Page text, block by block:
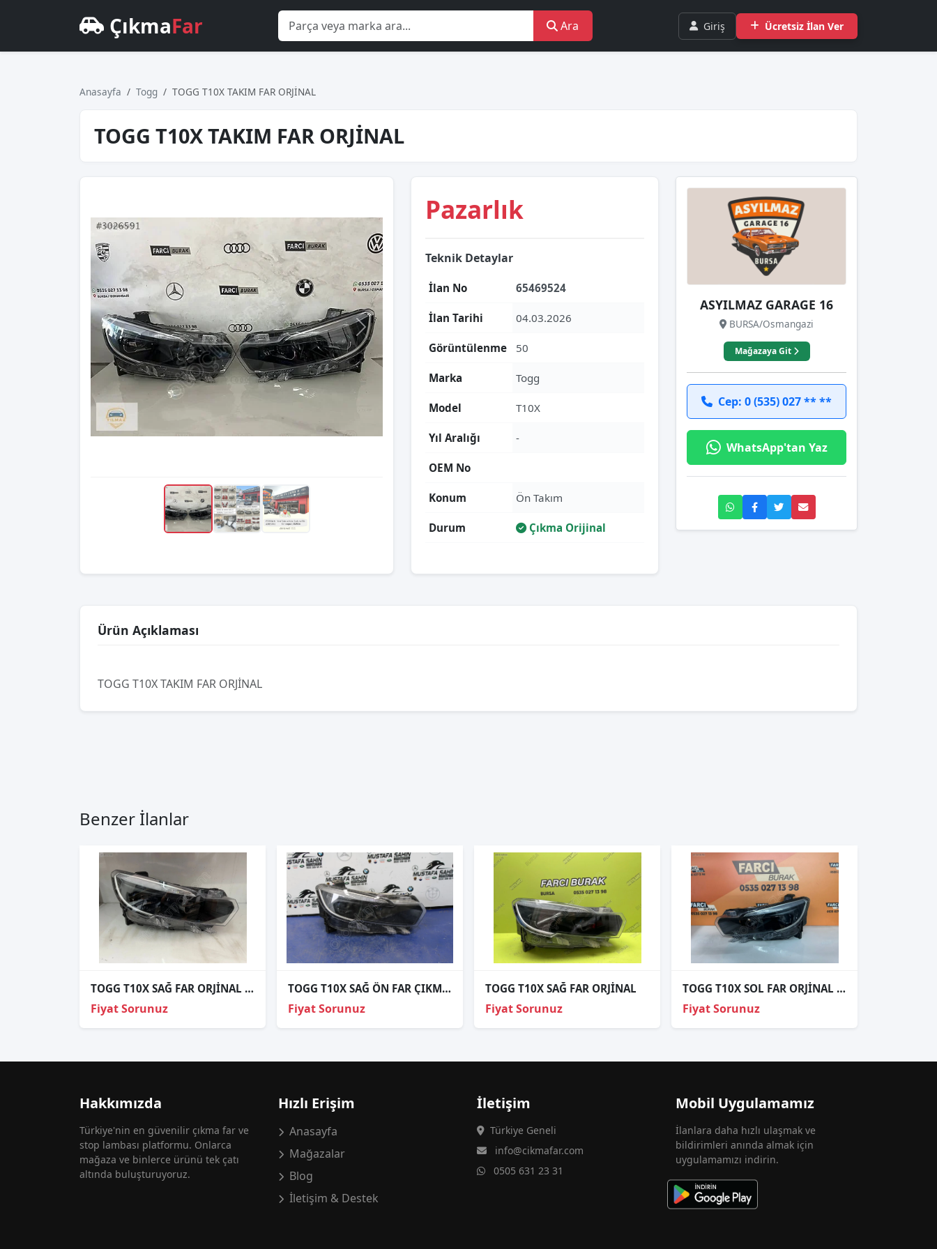
ÇıkmaFar Ara Giriş Ücretsiz İlan Ver
Anasayfa Togg TOGG T10X TAKIM FAR ORJİNAL
TOGG T10X TAKIM FAR ORJİNAL
Pazarlık
Teknik Detaylar
İlan No 65469524
İlan Tarihi 04.03.2026
Görüntülenme 50
Marka Togg
Model T10X
Yıl Aralığı -
OEM No
Konum Ön Takım
Durum Çıkma Orijinal
ASYILMAZ GARAGE 16
BURSA/Osmangazi
Mağazaya Git
Cep: 0 (535) 027 ** **
WhatsApp'tan Yaz
Ürün Açıklaması
TOGG T10X TAKIM FAR ORJİNAL
Benzer İlanlar
TOGG T10X SAĞ FAR ORJİNAL HATASIZ
Fiyat Sorunuz
TOGG T10X SAĞ ÖN FAR ÇIKMA ORJİNAL
Fiyat Sorunuz
TOGG T10X SAĞ FAR ORJİNAL
Fiyat Sorunuz
TOGG T10X SOL FAR ORJİNAL HATASIZ
Fiyat Sorunuz
Hakkımızda
Türkiye'nin en güvenilir çıkma far ve
stop lambası platformu. Onlarca
mağaza ve binlerce ürünü tek çatı
altında buluşturuyoruz.
Hızlı Erişim
Anasayfa
Mağazalar
Blog
İletişim & Destek
İletişim
Türkiye Geneli
info@cikmafar.com
0505 631 23 31
Mobil Uygulamamız
İlanlara daha hızlı ulaşmak ve
bildirimleri anında almak için
uygulamamızı indirin.